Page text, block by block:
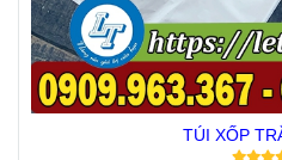
TÚI XỐP